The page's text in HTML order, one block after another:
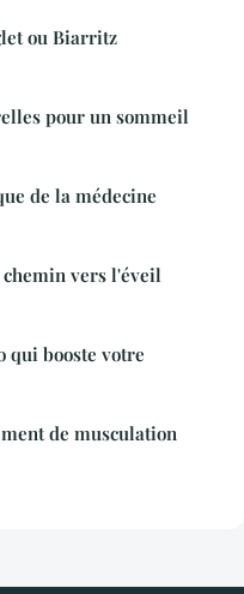
ou Biarritz
pour un sommeil
de la médecine
vers l'éveil
qui booste votre
de musculation